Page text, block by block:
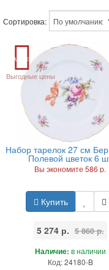
Сортировка:
Акция
Выгодные цены
Набор тарелок 27 см
Полевой цветок 6
Вы экономите 586 р.
Купить
5 274 р. 5 860 р.
Наличие: в наличии
Код: 24180-B